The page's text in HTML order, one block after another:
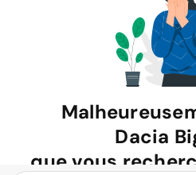
Dacia
que vous